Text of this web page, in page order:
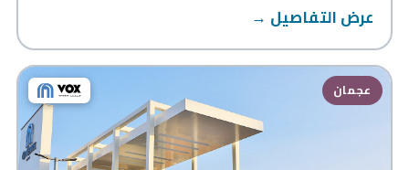
عرض التفاصيل →
عجمان